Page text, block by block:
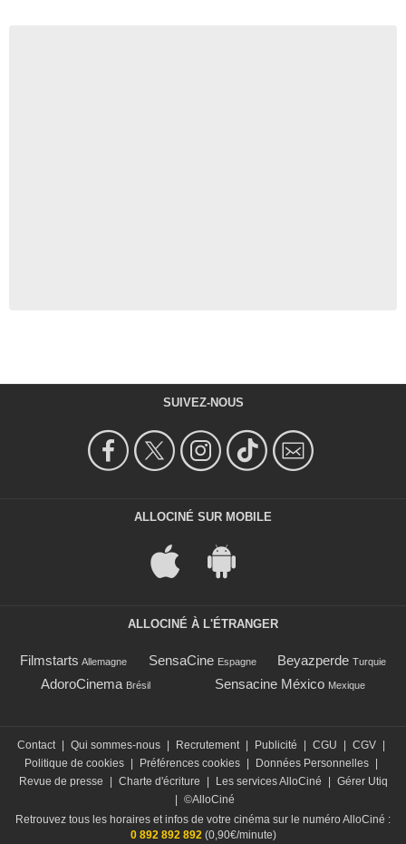
SUIVEZ-NOUS
ALLOCINÉ SUR MOBILE
ALLOCINÉ À L'ÉTRANGER
Filmstarts Allemagne SensaCine Espagne Beyazperde Turquie
AdoroCinema Brésil Sensacine México Mexique
Contact Qui sommes-nous Recrutement Publicité CGU CGV
Politique de cookies
Préférences cookies Données Personnelles
Revue de presse
Charte d'écriture Les services AlloCiné
Gérer Utiq
©AlloCiné
Retrouvez tous les horaires et infos de votre cinéma sur le numéro AlloCiné :
0 892 892 892(0,90€/minute)